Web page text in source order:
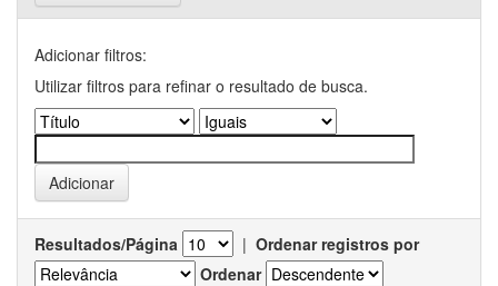
Adicionar filtros:
Utilizar filtros para refinar o resultado de busca.
Resultados/Página | Ordenar registros por
Ordenar